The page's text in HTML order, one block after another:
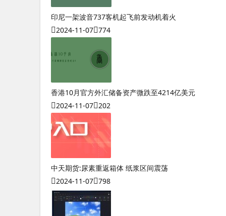
印尼一架波音737客机起飞前发动机着火
2024-11-07 774
香港10月官方外汇储备资产微跌至4214亿美元
2024-11-07 202
中天期货:尿素重返箱体 纸浆区间震荡
2024-11-07 798